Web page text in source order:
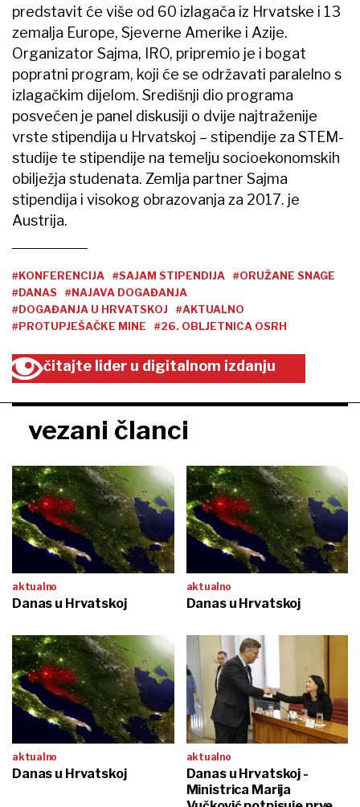
predstavit će više od 60 izlagača iz Hrvatske i 13
zemalja Europe, Sjeverne Amerike i Azije.
Organizator Sajma, IRO, pripremio je i bogat
popratni program, koji će se održavati paralelno s
izlagačkim dijelom. Središnji dio programa
posvećen je panel diskusiji o dvije najtraženije
vrste stipendija u Hrvatskoj – stipendije za STEM-
studije te stipendije na temelju socioekonomskih
obilježja studenata. Zemlja partner Sajma
stipendija i visokog obrazovanja za 2017. je
Austrija.
#KONFERENCIJA #SAJAM STIPENDIJA
#ORUŽANE SNAGE
#DANAS
#NAJAVA DOGAĐANJA
#DOGAĐANJA U HRVATSKOJ
#AKTUALNO
#PROTUPJEŠAČKE MINE
#26. OBLJETNICA OSRH
čitajte lider u digitalnom izdanju
vezani članci
aktualno
Danas u Hrvatskoj
aktualno
Danas u Hrvatskoj
aktualno
Danas u Hrvatskoj
aktualno
Danas u Hrvatskoj -
Ministrica Marija